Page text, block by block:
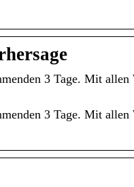
3 Tage. Mit allen
3 Tage. Mit allen